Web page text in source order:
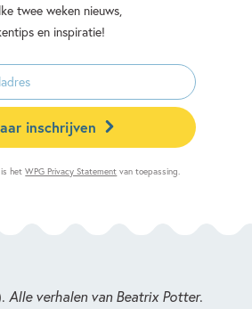
twee weken nieuws,
en inspiratie!
inschrijven
is hetWPG Privacy Statement van toepassing.
Alle verhalen van Beatrix Potter.